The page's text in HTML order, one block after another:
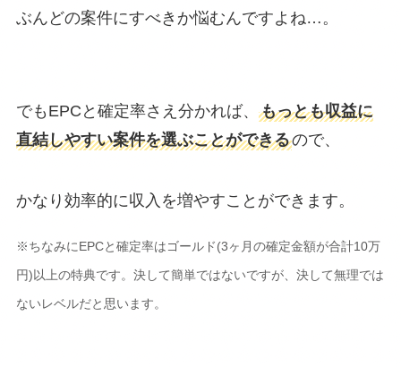
ぶんどの案件にすべきか悩むんですよね…。
でもEPCと確定率さえ分かれば、 もっとも収益に
直結しやすい案件を選ぶことができるので、
かなり効率的に収入を増やすことができます。
※ちなみにEPCと確定率はゴールド(3ヶ月の確定金額が合計10万
円)以上の特典です。決して簡単ではないですが、決して無理では
ないレベルだと思います。